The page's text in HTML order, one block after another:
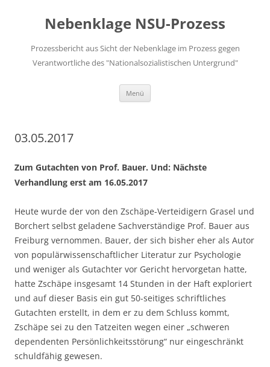
springenNebenklage NSU-Prozess
Prozessbericht aus Sicht der Nebenklage im Prozess gegen
Verantwortliche des "Nationalsozialistischen Untergrund"
Menü
03.05.2017
Zum Gutachten von Prof. Bauer. Und: Nächste
Verhandlung erst am 16.05.2017
Heute wurde der von den Zschäpe-Verteidigern Grasel und
Borchert selbst geladene Sachverständige Prof. Bauer aus
Freiburg vernommen. Bauer, der sich bisher eher als Autor
von populärwissenschaftlicher Literatur zur Psychologie
und weniger als Gutachter vor Gericht hervorgetan hatte,
hatte Zschäpe insgesamt 14 Stunden in der Haft exploriert
und auf dieser Basis ein gut 50-seitiges schriftliches
Gutachten erstellt, in dem er zu dem Schluss kommt,
Zschäpe sei zu den Tatzeiten wegen einer „schweren
dependenten Persönlichkeitsstörung“ nur eingeschränkt
schuldfähig gewesen.